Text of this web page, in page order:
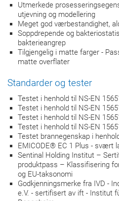
Utmerkede
utjevning og modellering
Meget god værbestandighet,
Soppdrepende og
bakterieangrep
Tilgjengelig i matte farger -
matte overflater
Standarder og tester
Testet i henhold til NS-EN
Testet i henhold til NS-EN
Testet i henhold til NS-EN
Testet i henhold til NS-EN
Testet brannegenskap i
EMICODE® EC 1 Plus - svært
Sentinal Holding Institut –
produktpass – Klassifisering
og EU-taksonomi
Godkjenningsmerke fra IVD -
e.V. - sertifisert av ift - Institut